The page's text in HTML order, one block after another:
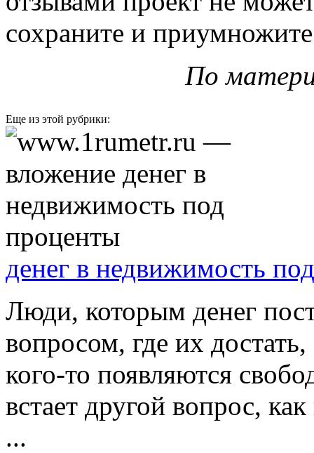
сохраните и
По
Еще из этой рубрики:
денег в недвижимость
Люди, которым денег
вопросом, где их
кого-то появляются
встает другой вопрос,
...